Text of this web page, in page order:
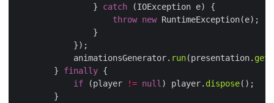
                }
catch
throw new
            animationsGenerator.
run(presentation.
        }
finally
if (player != null) player. dispose